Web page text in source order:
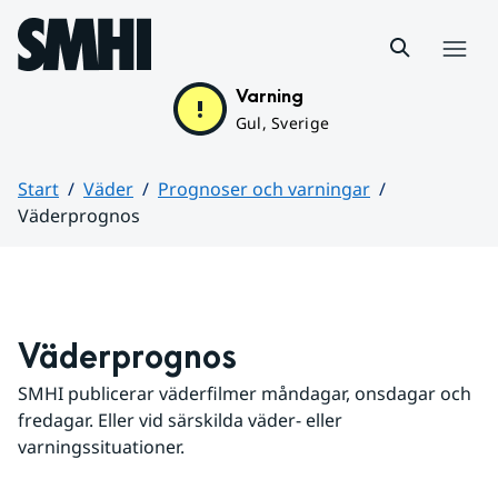
Hoppa till sidans innehåll
Varning
Gul, Sverige
Start Väder
Prognoser och varningar
Väderprognos
Väderprognos
SMHI publicerar väderfilmer måndagar, onsdagar och
fredagar. Eller vid särskilda väder- eller
varningssituationer.